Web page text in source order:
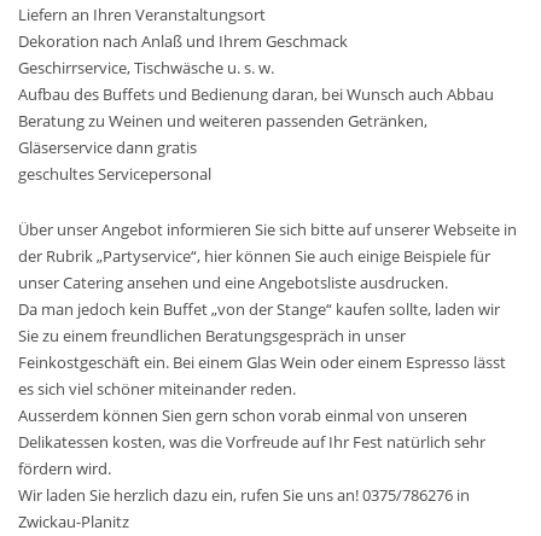
Liefern an Ihren Veranstaltungsort
Dekoration nach Anlaß und Ihrem Geschmack
Geschirrservice, Tischwäsche u. s. w.
Aufbau des Buffets und Bedienung daran, bei Wunsch auch Abbau
Beratung zu Weinen und weiteren passenden Getränken,
Gläserservice dann gratis
geschultes Servicepersonal
Über unser Angebot informieren Sie sich bitte auf unserer Webseite in
der Rubrik „Partyservice“, hier können Sie auch einige Beispiele für
unser Catering ansehen und eine Angebotsliste ausdrucken.
Da man jedoch kein Buffet „von der Stange“ kaufen sollte, laden wir
Sie zu einem freundlichen Beratungsgespräch in unser
Feinkostgeschäft ein. Bei einem Glas Wein oder einem Espresso lässt
es sich viel schöner miteinander reden.
Ausserdem können Sien gern schon vorab einmal von unseren
Delikatessen kosten, was die Vorfreude auf Ihr Fest natürlich sehr
fördern wird.
Wir laden Sie herzlich dazu ein, rufen Sie uns an! 0375/786276 in
Zwickau-Planitz